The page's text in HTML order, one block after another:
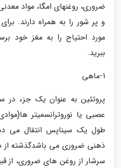
ضروری، روغنهای امگا، مواد
و پر شور را به همراه دارند.
مورد احتیاج را به مغز خود
ببرید.
1-ماهی
پروتئین به عنوان یک جزء در
عصبی یا نوروترانسمیتر
طول یک سیناپس انتقال می
ذهنی ضروری می باشدگذشته از